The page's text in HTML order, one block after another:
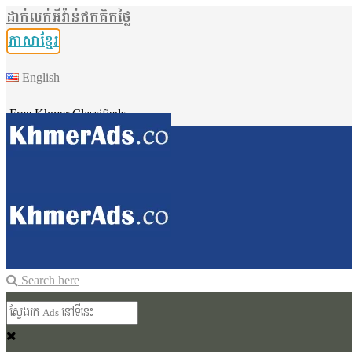
ដាក់លក់អីវ៉ាន់ឥតគិតថ្លៃ
ភាសាខ្មែរ
English
Free Khmer Classifieds
Search here